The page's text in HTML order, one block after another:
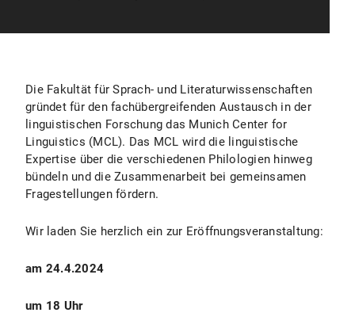
Die Fakultät für Sprach- und Literaturwissenschaften
gründet für den fachübergreifenden Austausch in der
linguistischen Forschung das Munich Center for
Linguistics (MCL). Das MCL wird die linguistische
Expertise über die verschiedenen Philologien hinweg
bündeln und die Zusammenarbeit bei gemeinsamen
Fragestellungen fördern.
Wir laden Sie herzlich ein zur Eröffnungsveranstaltung:
am 24.4.2024
um 18 Uhr